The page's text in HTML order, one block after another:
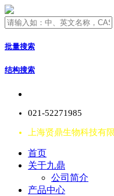
批量搜索
结构搜索
021-52271985
上海贤鼎生物科技有
首页
关于九鼎
公司简介
产品中心